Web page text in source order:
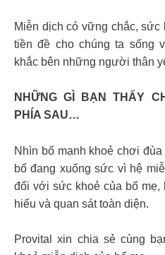
Miễn dịch có vững chắc,
tiền đề cho chúng ta sống
khắc bên những người thân
NHỮNG GÌ BẠN THẤY
PHÍA SAU…
Nhìn bố mạnh khoẻ chơi
bố đang xuống sức vì hệ
đối với sức khoẻ của bố mẹ,
hiểu và quan sát toàn diện.
Provital xin chia sẻ cùng